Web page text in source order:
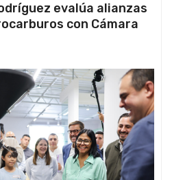
evalúa alianzas
con Cámara